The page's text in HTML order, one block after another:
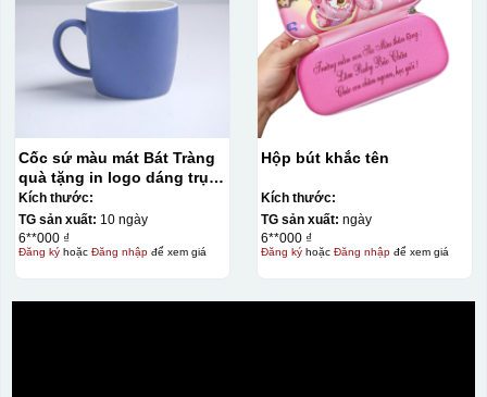
Cốc sứ màu mát Bát Tràng
quà tặng in logo dáng trụ
lùn quai C 330ml KQ-CSM09
Kích thước:
TG sản xuất: 10 ngày
6**000 ₫
Đăng kýhoặc Đăng nhậpđể xem giá
Hộp bút khắc tên
Kích thước:
TG sản xuất: ngày
6**000 ₫
Đăng kýhoặc Đăng nhậpđể xem giá